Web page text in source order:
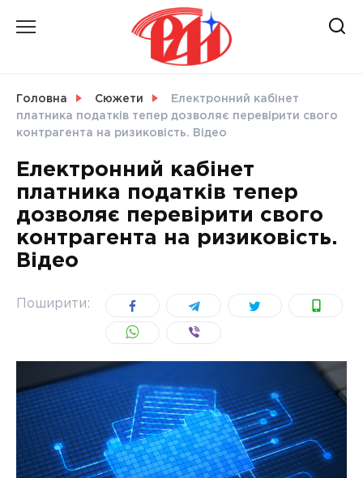
СВІТ
УКРАЇНА
Головна Сюжети
Електронний кабінет
платника податків тепер дозволяє перевірити свого
контрагента на ризиковість. Відео
Електронний кабінет
платника податків тепер
дозволяє перевірити свого
контрагента на ризиковість.
Відео
Поширити: